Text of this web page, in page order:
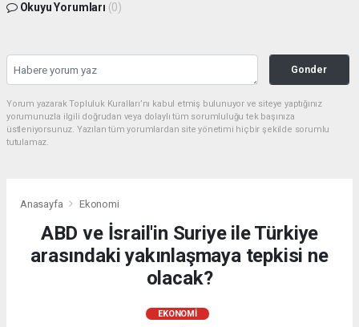
Okuyu Yorumları (0)
Gonder
Yorum yazarak Topluluk Kuralları’nı kabul etmiş bulunuyor ve siteye yaptığınız
yorumunuzla ilgili doğrudan veya dolaylı tüm sorumluluğu tek başınıza
üstleniyorsunuz. Yazılan tüm yorumlardan site yönetimi hiçbir şekilde sorumlu
tutulamaz.
Anasayfa Ekonomi
ABD ve İsrail'in Suriye ile Türkiye
arasındaki yakınlaşmaya tepkisi ne
olacak?
EKONOMI